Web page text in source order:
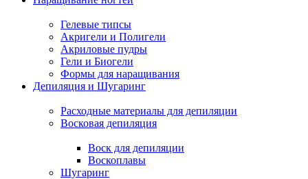
Гелевые типсы
Акригели и Полигели
Акриловые пудры
Гели и Биогели
Формы для наращивания
Депиляция и Шугаринг
Расходные материалы для депиляции
Восковая депиляция
Воск для депиляции
Воскоплавы
Шугаринг